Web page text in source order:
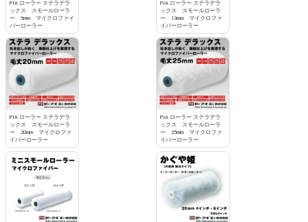
PIA ローラー ステラデラ
ックス スモールローラ
ー 5mm マイクロファイ
バーローラー
PIA ローラー ステラデラ
ックス スモールローラ
ー 13mm マイクロファ
イバーローラー
PIA ローラー ステラデラ
ックス スモールローラ
ー 20mm マイクロファ
イバーローラー
PIA ローラー ステラデラ
ックス スモールローラ
ー 25mm マイクロファ
イバーローラー